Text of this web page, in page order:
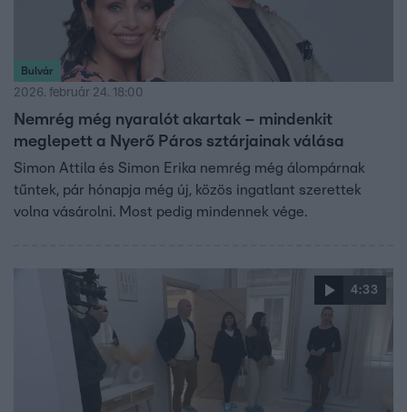
Bulvár
2026. február 24. 18:00
Nemrég még nyaralót akartak – mindenkit
meglepett a Nyerő Páros sztárjainak válása
Simon Attila és Simon Erika nemrég még álompárnak
tűntek, pár hónapja még új, közös ingatlant szerettek
volna vásárolni. Most pedig mindennek vége.
4:33